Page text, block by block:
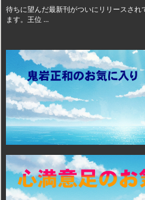
待ちに望んだ最新刊がついにリリースさ
ます。王位 ...